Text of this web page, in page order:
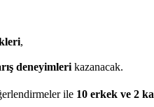
,
deneyimlerikazanacak.
ile 10 erkek ve 2